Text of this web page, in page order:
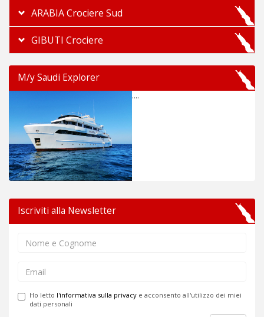
ARABIA Crociere Sud
GIBUTI Crociere
M/y Saudi Explorer
....
Iscriviti alla Newsletter
Ho letto l'informativa sulla privacy e acconsento all'utilizzo dei miei
dati personali